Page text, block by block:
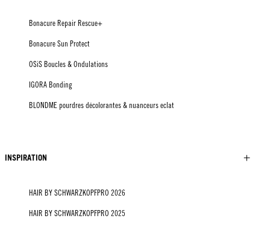
Bonacure Repair Rescue+
Bonacure Sun Protect
OSiS Boucles & Ondulations
IGORA Bonding
BLONDME pourdres décolorantes & nuanceurs eclat
INSPIRATION
HAIR BY SCHWARZKOPFPRO 2026
HAIR BY SCHWARZKOPFPRO 2025